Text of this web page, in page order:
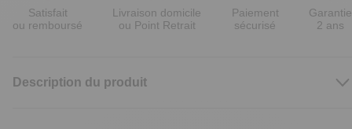
Satisfait
ou remboursé
Livraison domicile
ou Point Retrait
Paiement
sécurisé
Garantie
2 ans
Description du produit